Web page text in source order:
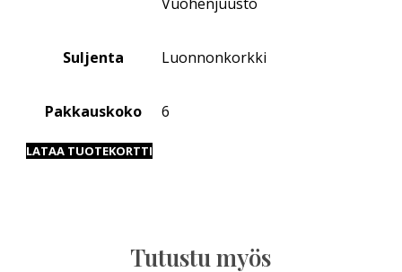
Suljenta Luonnonkorkki
Pakkauskoko 6
LATAA TUOTEKORTTI
Tutustu myös